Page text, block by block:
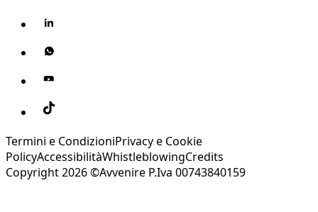
Termini e CondizioniPrivacy e Cookie
PolicyAccessibilitàWhistleblowingCredits
Copyright 2026 ©Avvenire P.Iva 00743840159